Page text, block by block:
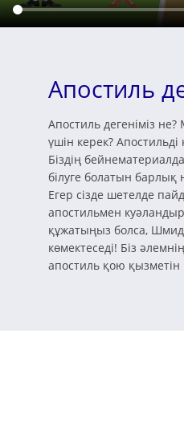
Апостиль
Апостиль дегеніміз
үшін керек?
Біздің
білуге болатын барлық
Егер сізде шетелде
апостильмен
құжатыңыз болса,
көмектеседі! Біз
апостиль қою қызметін